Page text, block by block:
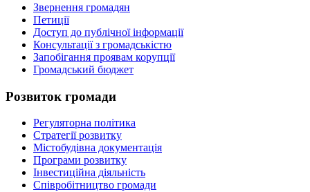
Звернення громадян
Петиції
Доступ до публічної інформації
Консультації з громадськістю
Запобігання проявам корупції
Громадський бюджет
Розвиток громади
Регуляторна політика
Стратегії розвитку
Містобудівна документація
Програми розвитку
Інвестиційна діяльність
Співробітництво громади